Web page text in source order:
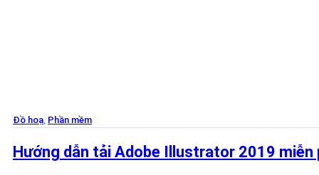
Đồ hoạ, Phần mềm
Hướng dẫn tải Adobe Illustrator 2019 miễn